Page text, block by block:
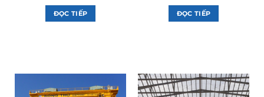
ĐỌC TIẾP ĐỌC TIẾP